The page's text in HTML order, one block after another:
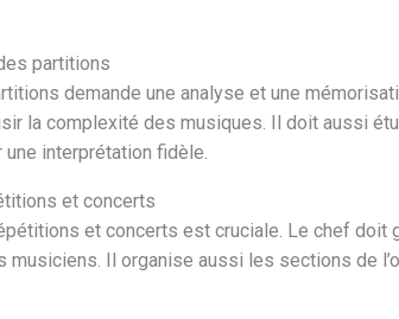
partitions
demande une analyse et une
la complexité des musiques. Il doit aussi
interprétation fidèle.
et concerts
et concerts est cruciale. Le chef doit
musiciens. Il organise aussi les sections de